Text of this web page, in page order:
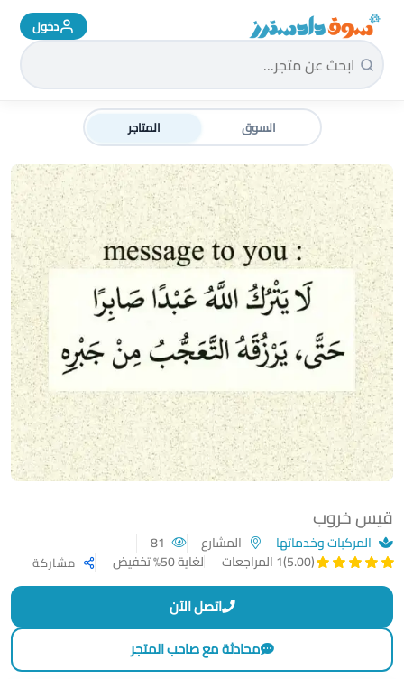
سوق دادسترز الرئيسية دخول
السوق المتاجر
قيس خروب
المركبات وخدماتها المشارع
(5.00)
1 المراجعات لغاية 50% تخفيض مشاركة
اتصل الآن
محادثة مع صاحب المتجر